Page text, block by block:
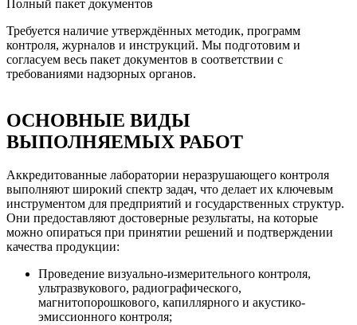
Полный пакет документов
Требуется наличие утверждённых методик, программ
контроля, журналов и инструкций. Мы подготовим и
согласуем весь пакет документов в соответствии с
требованиями надзорных органов.
ОСНОВНЫЕ ВИДЫ
ВЫПОЛНЯЕМЫХ РАБОТ
Аккредитованные лаборатории неразрушающего контроля
выполняют широкий спектр задач, что делает их ключевым
инструментом для предприятий и государственных структур.
Они предоставляют достоверные результаты, на которые
можно опираться при принятии решений и подтверждении
качества продукции:
Проведение визуально-измерительного контроля,
ультразвукового, радиографического,
магнитопорошкового, капиллярного и акустико-
эмиссионного контроля;